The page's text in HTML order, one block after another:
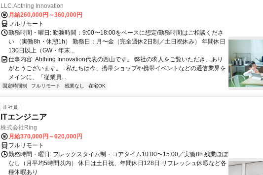
LLC.Abthing Innovation
月給260,000円～360,000円
フルリモート
勤務時間・曜日: 勤務時間：9:00〜18:00をベースに想定/勤務時間はご相談くださ
い （実働8h・休憩1h） 勤務日：月〜金（完全週休2日制／土日祝休み） 年間休日
130日以上（GW・年末...
仕事内容: Abthing Innovation代表の西山です。 弊社の求人をご覧いただき、あり
がとうございます。 . 私たちは今、携帯ショップや携帯イベントなどの通信業界を
メインに、「従業員...
固定時間制 フルリモート 残業なし 在宅OK
正社員
ITエンジニア
株式会社Ring
月給370,000円～620,000円
フルリモート
勤務時間・曜日: フレックスタイム制・コアタイム10:00〜15:00／実働8h 残業ほぼ
なし（月平均5時間以内） 休日は土日祝、年間休日128日 リフレッシュ休暇など各
種休暇あり